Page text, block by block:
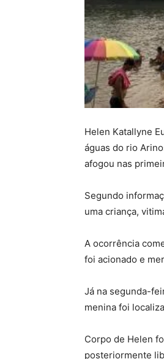
Helen Katallyne
águas do rio
afogou nas
Segundo
uma criança,
A ocorrência
foi acionado e
Já na segunda-
menina foi
Corpo de Helen
posteriormente